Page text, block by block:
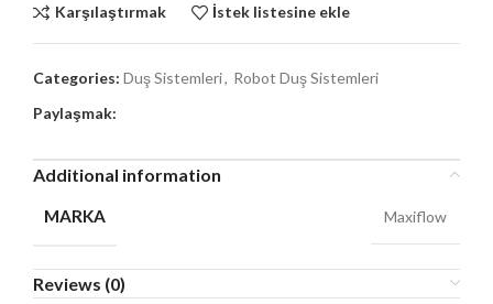
Karşılaştırmak İstek listesine ekle
Categories: Duş Sistemleri, Robot Duş Sistemleri
Paylaşmak:
Additional information
MARKA Maxiflow
Reviews (0)